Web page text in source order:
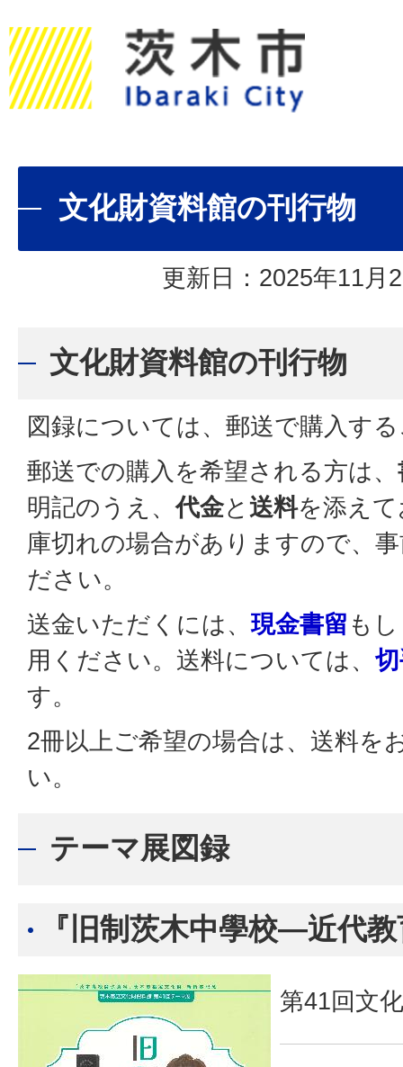
文化財資料館の刊行物
更新日：2025年11月
文化財資料館の刊行物
図録については、郵送で購入す
郵送での購入を希望される方は、
明記のうえ、代金と 送料を添え
庫切れの場合がありますので、
ださい。
送金いただくには、現金書留 も
用ください。送料については、
す。
2冊以上ご希望の場合は、送料を
い。
テーマ展図録
『旧制茨木中學校―近代
第41回文